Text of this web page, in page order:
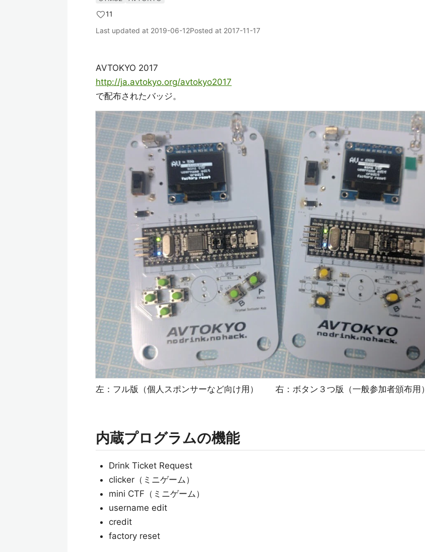
11
Last updated at 2019-06-12Posted at 2017-11-17
AVTOKYO 2017
http://ja.avtokyo.org/avtokyo2017
で配布されたバッジ。
左：フル版（個人スポンサーなど向け用） 右：ボタン３つ版（一般参加者頒布用）
内蔵プログラムの機能
Drink Ticket Request
clicker（ミニゲーム）
mini CTF（ミニゲーム）
username edit
credit
factory reset